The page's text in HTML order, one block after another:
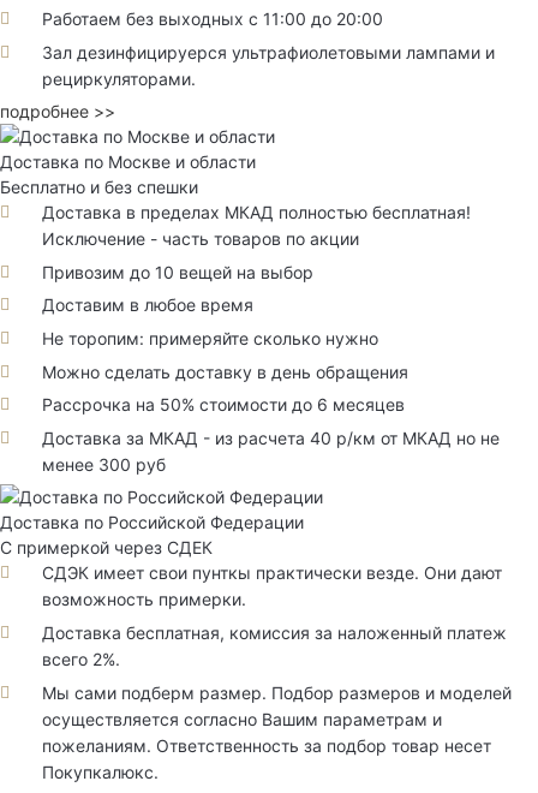
Работаем без выходных с 11:00 до 20:00
Зал дезинфицируерся ультрафиолетовыми лампами и
рециркуляторами.
подробнее >>
Доставка по Москве и области
Бесплатно и без спешки
Доставка в пределах МКАД полностью бесплатная!
Исключение - часть товаров по акции
Привозим до 10 вещей на выбор
Доставим в любое время
Не торопим: примеряйте сколько нужно
Можно сделать доставку в день обращения
Рассрочка на 50% стоимости до 6 месяцев
Доставка за МКАД - из расчета 40 р/км от МКАД но не
менее 300 руб
Доставка по Российской Федерации
С примеркой через СДЕК
СДЭК имеет свои пунткы практически везде. Они дают
возможность примерки.
Доставка бесплатная, комиссия за наложенный платеж
всего 2%.
Мы сами подберм размер. Подбор размеров и моделей
осуществляется согласно Вашим параметрам и
пожеланиям. Ответственность за подбор товар несет
Покупкалюкс.